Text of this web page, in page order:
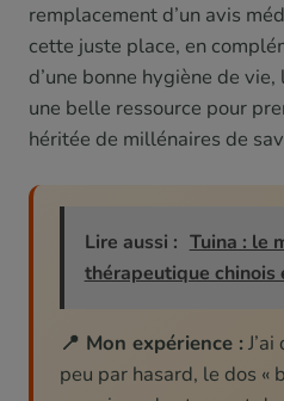
remplacement d’un avis
cette juste place, en
d’une bonne hygiène de
une belle ressource pour
héritée de millénaires de
Lire aussi : Tuina : le
thérapeutique chinois
📍 Mon expérience :
peu par hasard, le dos «